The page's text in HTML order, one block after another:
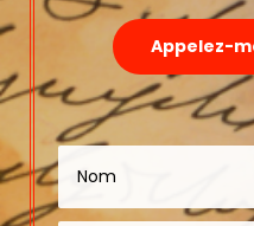
Appelez-